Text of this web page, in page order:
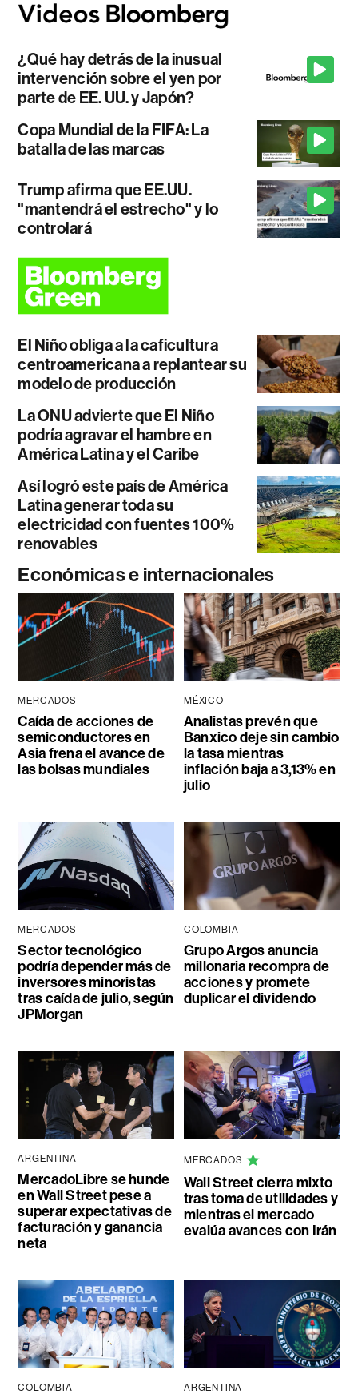
¿Qué hay detrás de la inusual
intervención sobre el yen por
parte de EE. UU. y Japón?
Copa Mundial de la FIFA: La
batalla de las marcas
Trump afirma que EE.UU.
"mantendrá el estrecho" y lo
controlará
El Niño obliga a la caficultura
centroamericana a replantear su
modelo de producción
La ONU advierte que El Niño
podría agravar el hambre en
América Latina y el Caribe
Así logró este país de América
Latina generar toda su
electricidad con fuentes 100%
renovables
Económicas e internacionales
MERCADOS
Caída de acciones de
semiconductores en
Asia frena el avance de
las bolsas mundiales
MÉXICO
Analistas prevén que
Banxico deje sin cambio
la tasa mientras
inflación baja a 3,13% en
julio
MERCADOS
Sector tecnológico
podría depender más de
inversores minoristas
tras caída de julio, según
JPMorgan
COLOMBIA
Grupo Argos anuncia
millonaria recompra de
acciones y promete
duplicar el dividendo
ARGENTINA
MercadoLibre se hunde
en Wall Street pese a
superar expectativas de
facturación y ganancia
neta
MERCADOS
Wall Street cierra mixto
tras toma de utilidades y
mientras el mercado
evalúa avances con Irán
COLOMBIA ARGENTINA